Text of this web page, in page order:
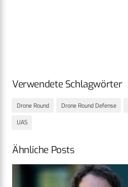
Verwendete Schlagwörter
Drone Round Drone Round Defense
UAS
Ähnliche Posts